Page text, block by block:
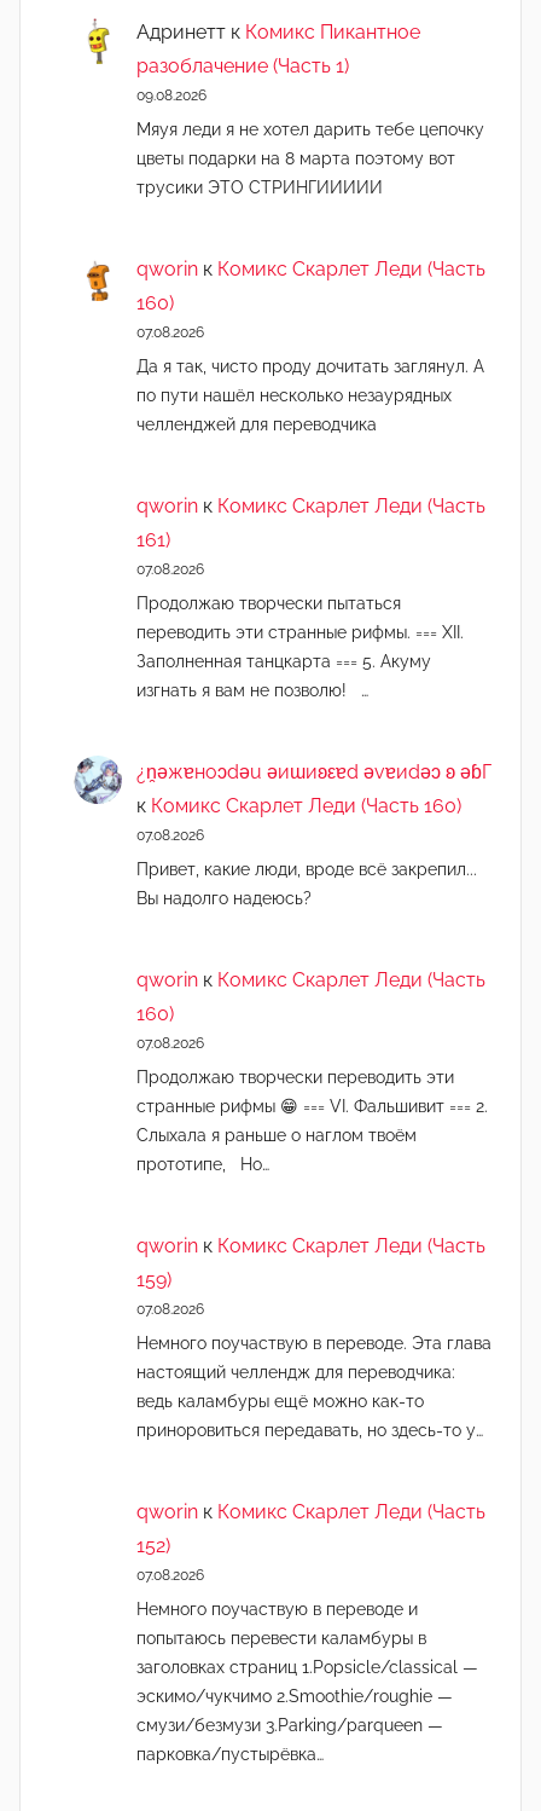
Адринетт к Комикс Пикантное
разоблачение (Часть 1)
09.08.2026
Мяуя леди я не хотел дарить тебе цепочку
цветы подарки на 8 марта поэтому вот
трусики ЭТО СТРИНГИИИИИ
qworin к Комикс Скарлет Леди (Часть
160)
07.08.2026
Да я так, чисто проду дочитать заглянул. А
по пути нашёл несколько незаурядных
челленджей для переводчика
qworin к Комикс Скарлет Леди (Часть
161)
07.08.2026
Продолжаю творчески пытаться
переводить эти странные рифмы. === XII.
Заполненная танцкарта === 5. Акуму
изгнать я вам не позволю! …
¿n̯ǝжɐноɔdǝu ǝиɯиʚεɐd ǝvɐиdǝɔ ʚ ǝɓГ
к Комикс Скарлет Леди (Часть 160)
07.08.2026
Привет, какие люди, вроде всё закрепил...
Вы надолго надеюсь?
qworin к Комикс Скарлет Леди (Часть
160)
07.08.2026
Продолжаю творчески переводить эти
странные рифмы 😁 === VI. Фальшивит === 2.
Слыхала я раньше о наглом твоём
прототипе, Но…
qworin к Комикс Скарлет Леди (Часть
159)
07.08.2026
Немного поучаствую в переводе. Эта глава
настоящий челлендж для переводчика:
ведь каламбуры ещё можно как-то
приноровиться передавать, но здесь-то у…
qworin к Комикс Скарлет Леди (Часть
152)
07.08.2026
Немного поучаствую в переводе и
попытаюсь перевести каламбуры в
заголовках страниц 1.Popsicle/classical —
эскимо/чукчимо 2.Smoothie/roughie —
смузи/безмузи 3.Parking/parqueen —
парковка/пустырёвка…